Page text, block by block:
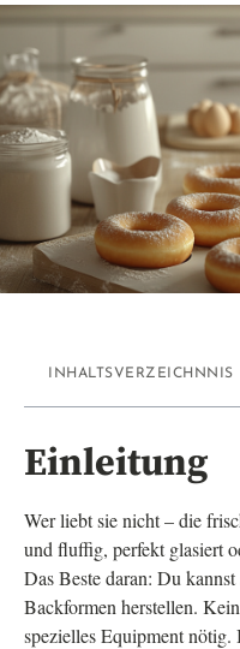
INHALTSVERZEICHNNIS
Einleitung
Wer liebt sie nicht – die
und fluffig, perfekt glasiert
Das Beste daran: Du
Backformen herstellen.
spezielles Equipment